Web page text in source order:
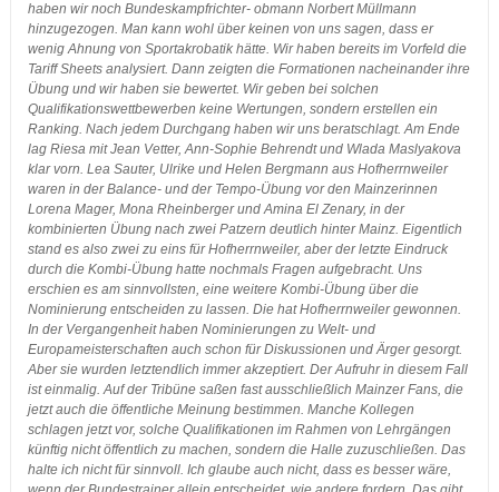
haben wir noch Bundeskampfrichter- obmann Norbert Müllmann
hinzugezogen. Man kann wohl über keinen von uns sagen, dass er
wenig Ahnung von Sportakrobatik hätte. Wir haben bereits im Vorfeld die
Tariff Sheets analysiert. Dann zeigten die Formationen nacheinander ihre
Übung und wir haben sie bewertet. Wir geben bei solchen
Qualifikationswettbewerben keine Wertungen, sondern erstellen ein
Ranking. Nach jedem Durchgang haben wir uns beratschlagt. Am Ende
lag Riesa mit Jean Vetter, Ann-Sophie Behrendt und Wlada Maslyakova
klar vorn. Lea Sauter, Ulrike und Helen Bergmann aus Hofherrnweiler
waren in der Balance- und der Tempo-Übung vor den Mainzerinnen
Lorena Mager, Mona Rheinberger und Amina El Zenary, in der
kombinierten Übung nach zwei Patzern deutlich hinter Mainz. Eigentlich
stand es also zwei zu eins für Hofherrnweiler, aber der letzte Eindruck
durch die Kombi-Übung hatte nochmals Fragen aufgebracht. Uns
erschien es am sinnvollsten, eine weitere Kombi-Übung über die
Nominierung entscheiden zu lassen. Die hat Hofherrnweiler gewonnen.
In der Vergangenheit haben Nominierungen zu Welt- und
Europameisterschaften auch schon für Diskussionen und Ärger gesorgt.
Aber sie wurden letztendlich immer akzeptiert. Der Aufruhr in diesem Fall
ist einmalig. Auf der Tribüne saßen fast ausschließlich Mainzer Fans, die
jetzt auch die öffentliche Meinung bestimmen. Manche Kollegen
schlagen jetzt vor, solche Qualifikationen im Rahmen von Lehrgängen
künftig nicht öffentlich zu machen, sondern die Halle zuzuschließen. Das
halte ich nicht für sinnvoll. Ich glaube auch nicht, dass es besser wäre,